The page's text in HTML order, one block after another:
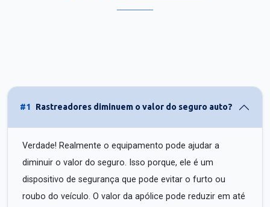
#1 Rastreadores diminuem o valor do seguro auto?
Verdade! Realmente o equipamento pode ajudar a
diminuir o valor do seguro. Isso porque, ele é um
dispositivo de segurança que pode evitar o furto ou
roubo do veículo. O valor da apólice pode reduzir em até